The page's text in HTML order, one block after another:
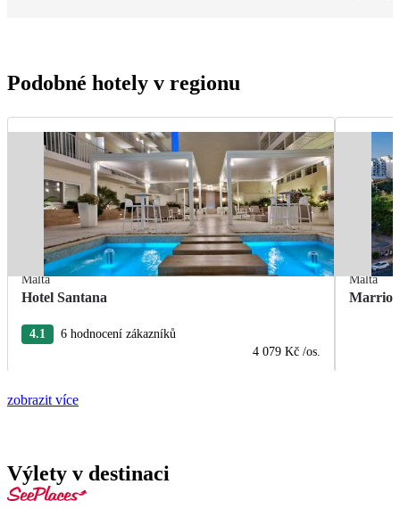
Podobné hotely v regionu
Malta
Hotel Santana
4.1
6 hodnocení zákazníků
4 079 Kč /os.
Malta
zobrazit více
Výlety v destinaci